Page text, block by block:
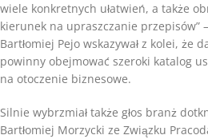
wiele konkretnych ułatwień, a także
kierunek na upraszczanie przepisów” –
Bartłomiej Pejo wskazywał z kolei, że
powinny obejmować szeroki katalog
na otoczenie biznesowe.
Silnie wybrzmiał także głos branż
Bartłomiej Morzycki ze Związku